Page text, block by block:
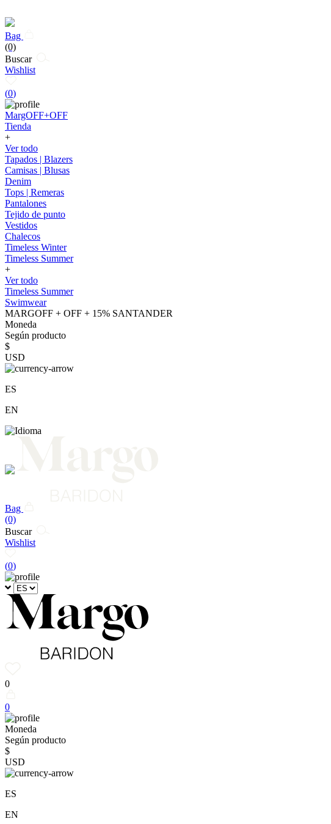
Bag
(0)
Buscar
Wishlist
(0)
MargOFF+OFF
Tienda
+
Ver todo
Tapados | Blazers
Camisas | Blusas
Denim
Tops | Remeras
Pantalones
Tejido de punto
Vestidos
Chalecos
Timeless Winter
Timeless Summer
+
Ver todo
Timeless Summer
Swimwear
MARGOFF + OFF + 15% SANTANDER
Moneda
Según producto
$
USD
ES
EN
Bag
(0)
Buscar
Wishlist
(0)
0
0
Moneda
Según producto
$
USD
ES
EN